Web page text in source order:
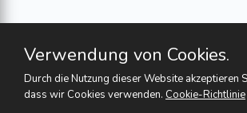
Verwendung von Cookies.
Durch die Nutzung dieser Website akzeptieren
dass wir Cookies verwenden. Cookie-Richtlinie